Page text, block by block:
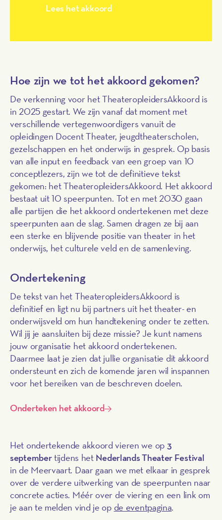
Lees het akkoord
Hoe zijn we tot het akkoord gekomen?
De verkenning voor het TheateropleidersAkkoord is
in 2025 gestart. We zijn vanaf dat moment met
verschillende vertegenwoordigers vanuit de
opleidingen Docent Theater, jeugdtheaterscholen,
gezelschappen en het onderwijs in gesprek. Op basis
van alle input en feedback van een groep van 10
conceptlezers, zijn we tot de definitieve tekst
gekomen: het TheateropleidersAkkoord. Het akkoord
bestaat uit 10 speerpunten. Tot en met 2030 gaan
alle partijen die het akkoord ondertekenen met deze
speerpunten aan de slag. Samen dragen ze bij aan
een sterke en blijvende positie van theater in het
onderwijs, het culturele veld en de samenleving.
Ondertekening
De tekst van het TheateropleidersAkkoord is
definitief en ligt nu bij partners uit het theater- en
onderwijsveld om hun handtekening onder te zetten.
Wil jij je aansluiten bij deze missie? Je kunt namens
jouw organisatie het akkoord ondertekenen.
Daarmee laat je zien dat jullie organisatie dit akkoord
ondersteunt en zich de komende jaren wil inspannen
voor het bereiken van de beschreven doelen.
Onderteken het akkoord
Het ondertekende akkoord vieren we op 3
septembertijdens het Nederlands Theater Festival
in de Meervaart. Daar gaan we met elkaar in gesprek
over de verdere uitwerking van de speerpunten naar
concrete acties. Méér over de viering en een link om
je aan te melden vind je op de eventpagina.